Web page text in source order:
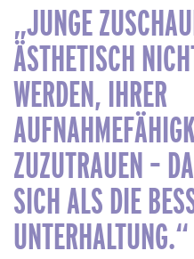
„JUNGE
ÄSTHETISCH
WERDEN, IHRER
ZUZUTRAUEN –
SICH ALS DIE
UNTERHALTUNG.“